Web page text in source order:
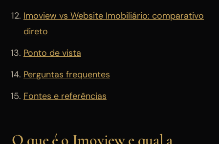
Imoview vs Website Imobiliário: comparativo
direto
Ponto de vista
Perguntas frequentes
Fontes e referências
O que é o Imoview e qual a